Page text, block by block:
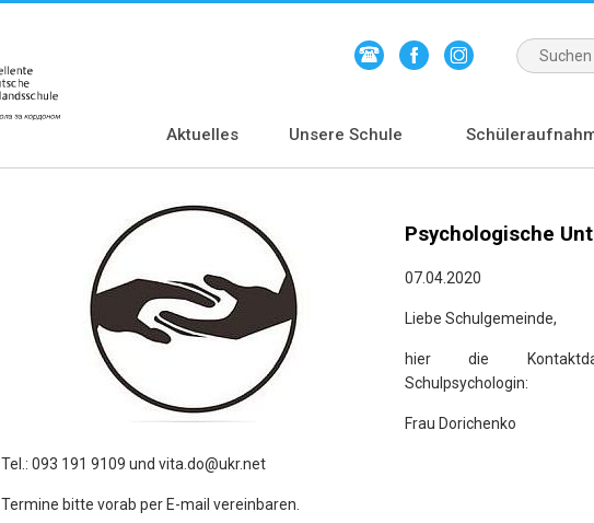
Aktuelles Unsere Schule
Psychologische
07.04.2020
Liebe Schulgemeinde,
hier die
Schulpsychologin:
Frau Dorichenko
Tel.: 093 191 9109 und vita.do@ukr.net
Termine bitte vorab per E-mail vereinbaren.